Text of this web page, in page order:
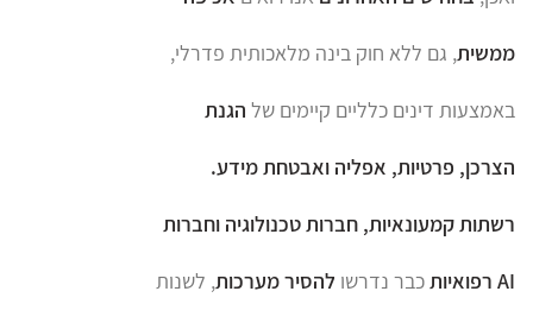
ממשית, גם ללא חוק בינה מלאכותית פדרלי,
באמצעות דינים כלליים קיימים של הגנת
הצרכן, פרטיות, אפליה ואבטחת מידע.
רשתות קמעונאיות, חברות טכנולוגיה וחברות
AI רפואיות כבר נדרשו להסיר מערכות, לשנות